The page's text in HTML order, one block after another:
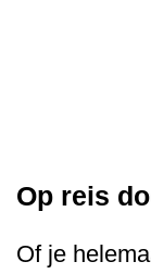
Op reis
Of je